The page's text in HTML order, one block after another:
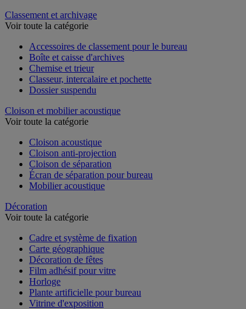
Classement et archivage
Voir toute la catégorie
Accessoires de classement pour le bureau
Boîte et caisse d'archives
Chemise et trieur
Classeur, intercalaire et pochette
Dossier suspendu
Cloison et mobilier acoustique
Voir toute la catégorie
Cloison acoustique
Cloison anti-projection
Cloison de séparation
Écran de séparation pour bureau
Mobilier acoustique
Décoration
Voir toute la catégorie
Cadre et système de fixation
Carte géographique
Décoration de fêtes
Film adhésif pour vitre
Horloge
Plante artificielle pour bureau
Vitrine d'exposition